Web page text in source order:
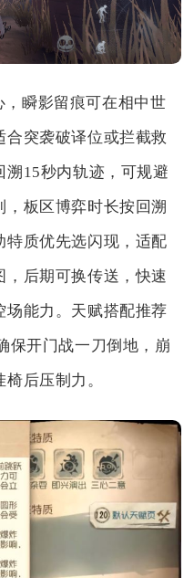
瞬影留痕可在相中世
突袭破译位或拦截救
溯15秒内轨迹，可规避
，板区博弈时长按回溯
特质优先选闪现，适配
后期可换传送，快速
场能力。天赋搭配推荐
保开门战一刀倒地，崩
后压制力。